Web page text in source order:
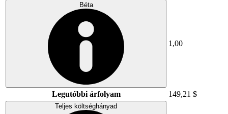
Béta
1,00
Legutóbbi árfolyam 149,21 $
Teljes költséghányad